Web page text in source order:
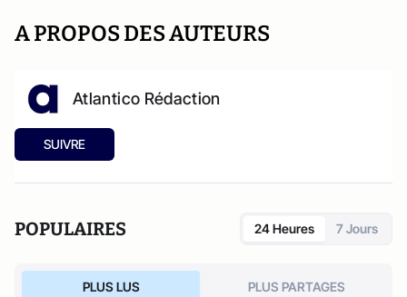
A PROPOS DES AUTEURS
Atlantico Rédaction
SUIVRE
POPULAIRES 24 Heures 7 Jours
PLUS LUS PLUS PARTAGES